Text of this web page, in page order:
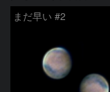
まだ早い #2